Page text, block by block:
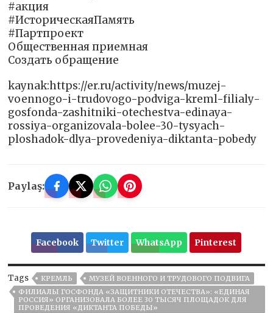
#акция
#ИсторическаяПамять
#Партпроект
Общественная приемная
Создать обращение
kaynak:https://er.ru/activity/news/muzej-
voennogo-i-trudovogo-podviga-kreml-filialy-
gosfonda-zashitniki-otechestva-edinaya-
rossiya-organizovala-bolee-30-tysyach-
ploshadok-dlya-provedeniya-diktanta-pobedy
Paylaş:
Facebook Twitter WhatsApp Pinterest
Tags КРЕМЛЬ
МУЗЕЙ ВОЕННОГО И ТРУДОВОГО ПОДВИГА
ФИЛИАЛЫ ГОСФОНДА «ЗАЩИТНИКИ ОТЕЧЕСТВА»: «ЕДИНАЯ
РОССИЯ» ОРГАНИЗОВАЛА БОЛЕЕ 30 ТЫСЯЧ ПЛОЩАДОК ДЛЯ
ПРОВЕДЕНИЯ «ДИКТАНТА ПОБЕДЫ»